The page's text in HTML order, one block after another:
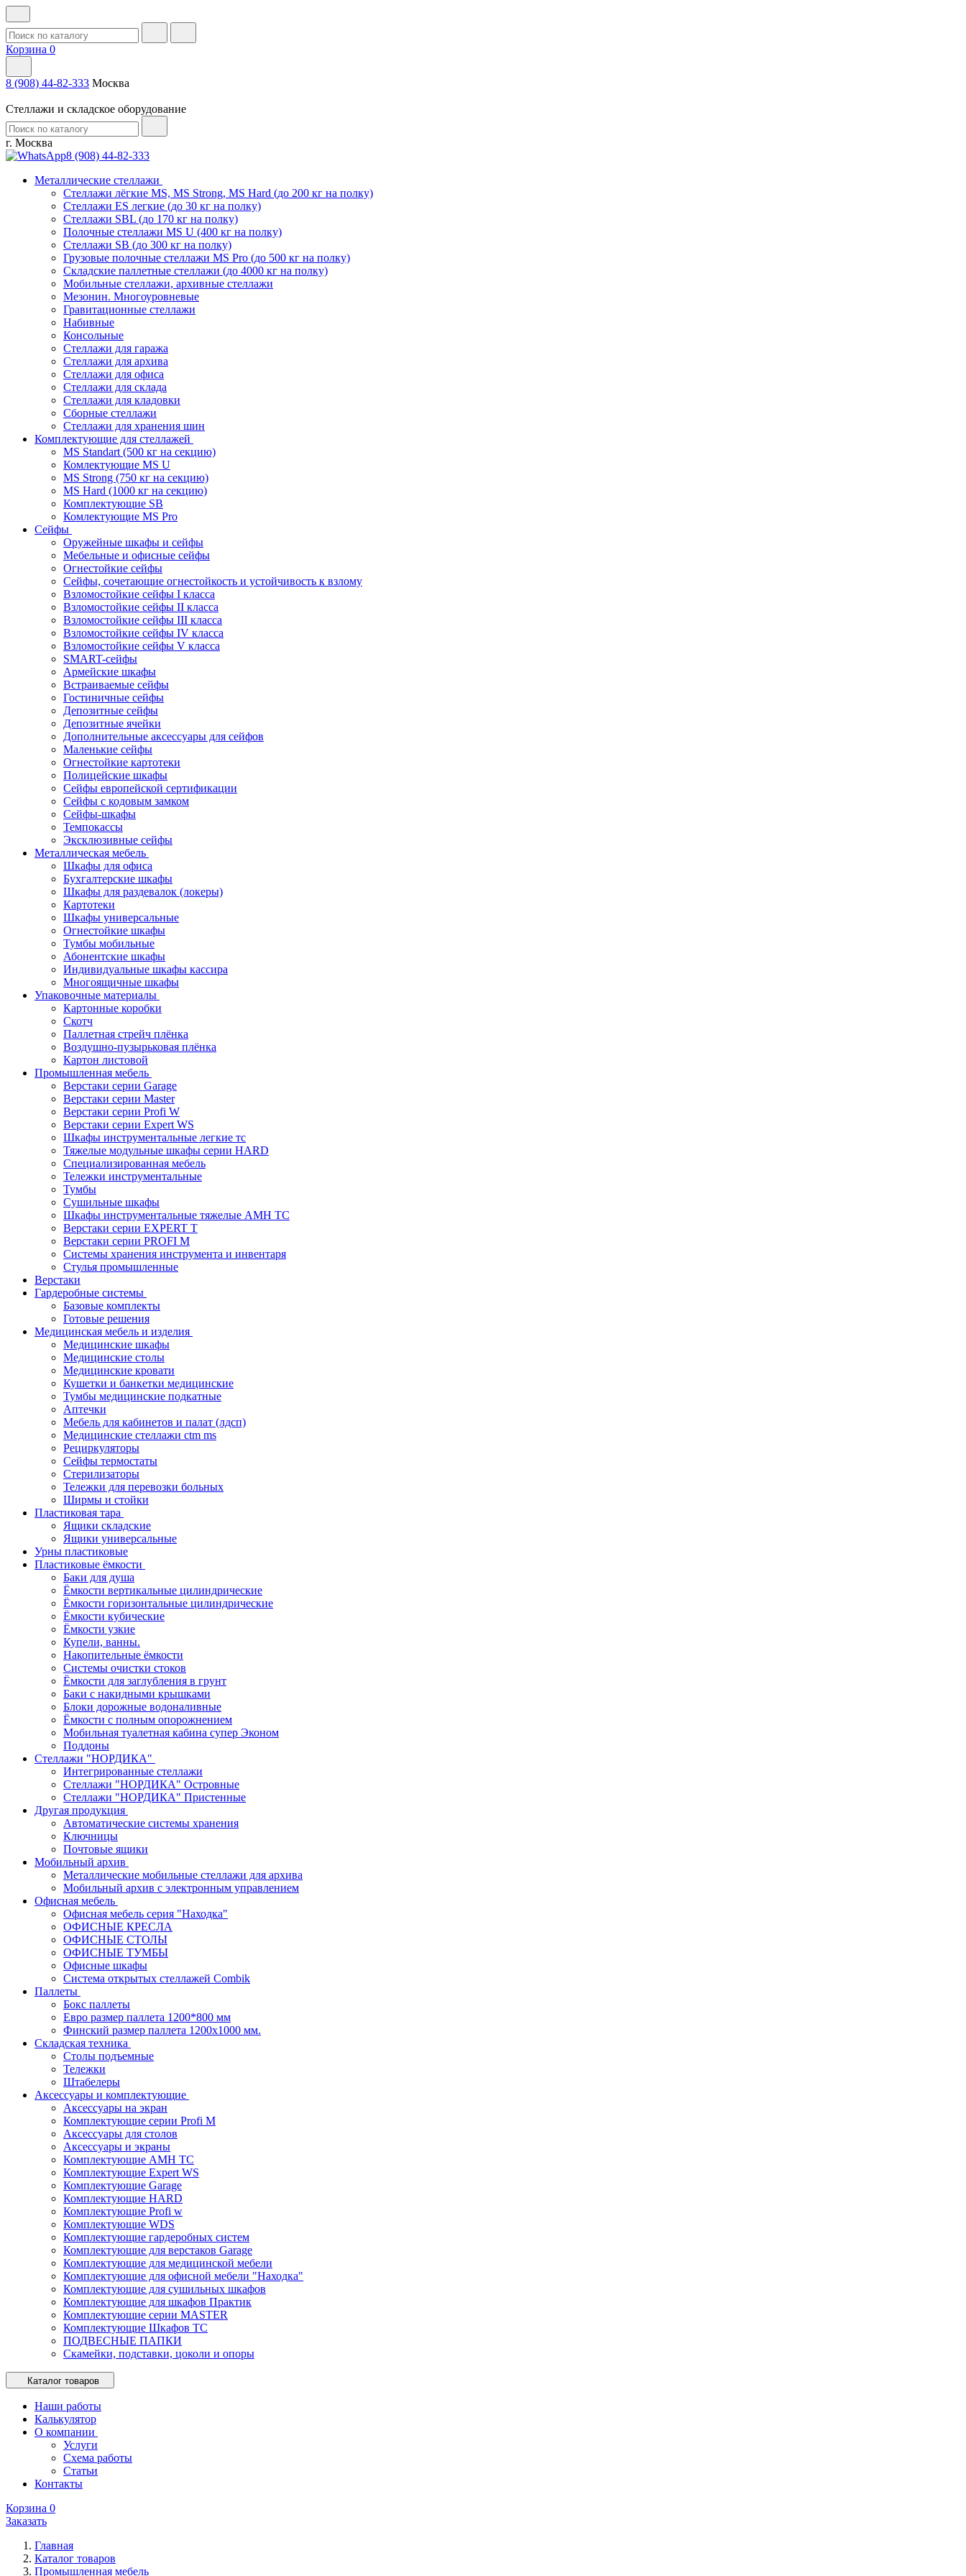
Корзина 0
8 (908) 44-82-333 Москва
Стеллажи и складское оборудование
г. Москва
8 (908) 44-82-333
Металлические стеллажи
Стеллажи лёгкие MS, MS Strong, MS Hard (до 200 кг на полку)
Стеллажи ES легкие (до 30 кг на полку)
Стеллажи SBL (до 170 кг на полку)
Полочные стеллажи MS U (400 кг на полку)
Стеллажи SB (до 300 кг на полку)
Грузовые полочные стеллажи MS Pro (до 500 кг на полку)
Складские паллетные стеллажи (до 4000 кг на полку)
Мобильные стеллажи, архивные стеллажи
Мезонин. Многоуровневые
Гравитационные стеллажи
Набивные
Консольные
Стеллажи для гаража
Стеллажи для архива
Стеллажи для офиса
Стеллажи для склада
Стеллажи для кладовки
Сборные стеллажи
Стеллажи для хранения шин
Комплектующие для стеллажей
MS Standart (500 кг на секцию)
Комлектующие MS U
MS Strong (750 кг на секцию)
MS Hard (1000 кг на секцию)
Комплектующие SB
Комлектующие MS Pro
Сейфы
Оружейные шкафы и сейфы
Мебельные и офисные сейфы
Огнестойкие сейфы
Сейфы, сочетающие огнестойкость и устойчивость к взлому
Взломостойкие сейфы I класса
Взломостойкие сейфы II класса
Взломостойкие сейфы III класса
Взломостойкие сейфы IV класса
Взломостойкие сейфы V класса
SMART-сейфы
Армейские шкафы
Встраиваемые сейфы
Гостиничные сейфы
Депозитные сейфы
Депозитные ячейки
Дополнительные аксессуары для сейфов
Маленькие сейфы
Огнестойкие картотеки
Полицейские шкафы
Сейфы европейской сертификации
Сейфы с кодовым замком
Сейфы-шкафы
Темпокассы
Эксклюзивные сейфы
Металлическая мебель
Шкафы для офиса
Бухгалтерские шкафы
Шкафы для раздевалок (локеры)
Картотеки
Шкафы универсальные
Огнестойкие шкафы
Тумбы мобильные
Абонентские шкафы
Индивидуальные шкафы кассира
Многоящичные шкафы
Упаковочные материалы
Картонные коробки
Скотч
Паллетная стрейч плёнка
Воздушно-пузырьковая плёнка
Картон листовой
Промышленная мебель
Верстаки серии Garage
Верстаки серии Master
Верстаки серии Profi W
Верстаки серии Expert WS
Шкафы инструментальные легкие тс
Тяжелые модульные шкафы серии HARD
Cпециализированная мебель
Тележки инструментальные
Тумбы
Cушильные шкафы
Шкафы инструментальные тяжелые AMH TC
Верстаки серии EXPERT T
Верстаки серии PROFI M
Системы хранения инструмента и инвентаря
Стулья промышленные
Верстаки
Гардеробные системы
Базовые комплекты
Готовые решения
Медицинская мебель и изделия
Медицинские шкафы
Медицинские столы
Медицинские кровати
Кушетки и банкетки медицинские
Тумбы медицинские подкатные
Аптечки
Мебель для кабинетов и палат (лдсп)
Медицинские стеллажи ctm ms
Рециркуляторы
Сейфы термостаты
Стерилизаторы
Тележки для перевозки больных
Ширмы и стойки
Пластиковая тара
Ящики складские
Ящики универсальные
Урны пластиковые
Пластиковые ёмкости
Баки для душа
Ёмкости вертикальные цилиндрические
Ёмкости горизонтальные цилиндрические
Ёмкости кубические
Ёмкости узкие
Купели, ванны.
Накопительные ёмкости
Системы очистки стоков
Ёмкости для заглубления в грунт
Баки с накидными крышками
Блоки дорожные водоналивные
Ёмкости с полным опорожнением
Мобильная туалетная кабина супер Эконом
Поддоны
Стеллажи "НОРДИКА"
Интегрированные стеллажи
Стеллажи "НОРДИКА" Островные
Стеллажи "НОРДИКА" Пристенные
Другая продукция
Автоматические системы хранения
Ключницы
Почтовые ящики
Мобильный архив
Металлические мобильные стеллажи для архива
Мобильный архив с электронным управлением
Офисная мебель
Офисная мебель серия "Находка"
ОФИСНЫЕ КРЕСЛА
ОФИСНЫЕ СТОЛЫ
ОФИСНЫЕ ТУМБЫ
Офисные шкафы
Система открытых стеллажей Combik
Паллеты
Бокс паллеты
Евро размер паллета 1200*800 мм
Финский размер паллета 1200х1000 мм.
Складская техника
Столы подъемные
Тележки
Штабелеры
Аксессуары и комплектующие
Аксессуары на экран
Комплектующие серии Profi M
Аксессуары для столов
Аксессуары и экраны
Комплектующие AMH TC
Комплектующие Expert WS
Комплектующие Garage
Комплектующие HARD
Комплектующие Profi w
Комплектующие WDS
Комплектующие гардеробных систем
Комплектующие для верстаков Garage
Комплектующие для медицинской мебели
Комплектующие для офисной мебели "Находка"
Комплектующие для сушильных шкафов
Комплектующие для шкафов Практик
Комплектующие серии MASTER
Комплектующие Шкафов ТС
ПОДВЕСНЫЕ ПАПКИ
Скамейки, подставки, цоколи и опоры
Каталог товаров
Наши работы
Калькулятор
О компании
Услуги
Схема работы
Статьи
Контакты
Корзина 0
Заказать
Главная
Каталог товаров
Промышленная мебель